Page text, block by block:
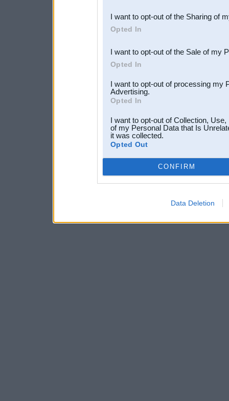
Downstream Participants
third parties.
I want to opt-out of the Sharing of
Opted In
I want to opt-out of the Sale of my
Opted In
I want to opt-out of processing my
Advertising.
Opted In
I want to opt-out of Collection,
of my Personal Data that Is
it was collected.
Opted Out
CONFIRM
Data Deletion